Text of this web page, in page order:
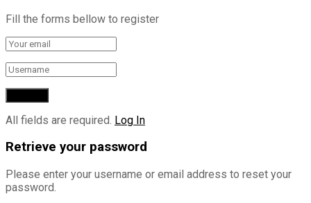
Fill the forms bellow to register
All fields are required. Log In
Retrieve your password
Please enter your username or email address to reset your
password.